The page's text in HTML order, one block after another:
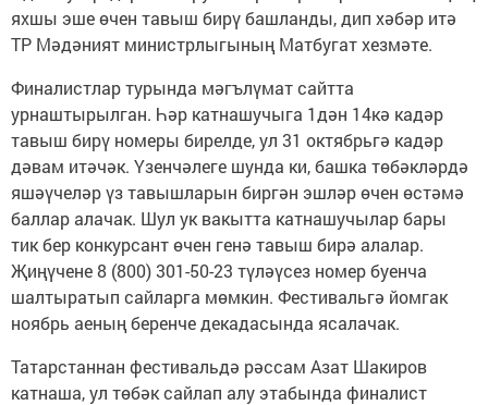
яхшы эше өчен тавыш бирү башланды, дип хәбәр итә
ТР Мәдәният министрлыгының Матбугат хезмәте.
Финалистлар турында мәгълүмат сайтта
урнаштырылган. Һәр катнашучыга 1дән 14кә кадәр
тавыш бирү номеры бирелде, ул 31 октябрьгә кадәр
дәвам итәчәк. Үзенчәлеге шунда ки, башка төбәкләрдә
яшәүчеләр үз тавышларын биргән эшләр өчен өстәмә
баллар алачак. Шул ук вакытта катнашучылар бары
тик бер конкурсант өчен генә тавыш бирә алалар.
Җиңүчене 8 (800) 301-50-23 түләүсез номер буенча
шалтыратып сайларга мөмкин. Фестивальгә йомгак
ноябрь аеның беренче декадасында ясалачак.
Татарстаннан фестивальдә рәссам Азат Шакиров
катнаша, ул төбәк сайлап алу этабында финалист